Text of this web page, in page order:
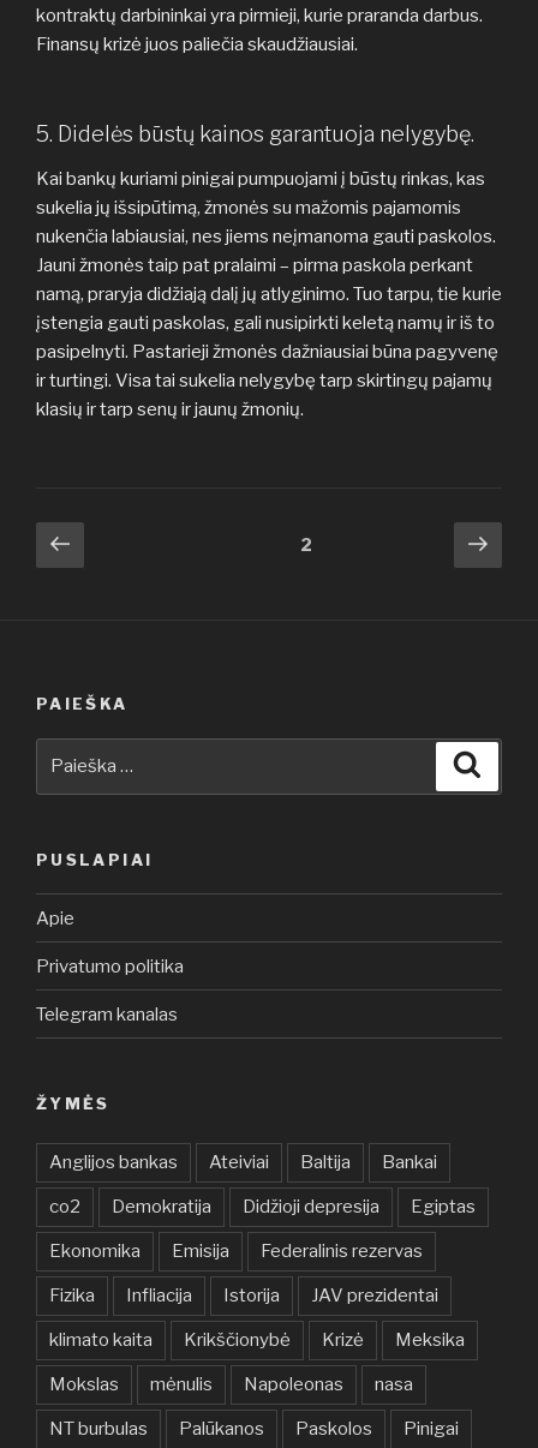
kontraktų darbininkai yra pirmieji, kurie praranda darbus.
Finansų krizė juos paliečia skaudžiausiai.
5. Didelės būstų kainos garantuoja nelygybę.
Kai bankų kuriami pinigai pumpuojami į būstų rinkas, kas
sukelia jų išsipūtimą, žmonės su mažomis pajamomis
nukenčia labiausiai, nes jiems neįmanoma gauti paskolos.
Jauni žmonės taip pat pralaimi – pirma paskola perkant
namą, praryja didžiają dalį jų atlyginimo. Tuo tarpu, tie kurie
įstengia gauti paskolas, gali nusipirkti keletą namų ir iš to
pasipelnyti. Pastarieji žmonės dažniausiai būna pagyvenę
ir turtingi. Visa tai sukelia nelygybę tarp skirtingų pajamų
klasių ir tarp senų ir jaunų žmonių.
Įrašų
puslapiavimas
Ankstesnis
puslapis
2
PAIEŠKA
PUSLAPIAI
Apie
Privatumo politika
Telegram kanalas
ŽYMĖS
Anglijos bankas Ateiviai Baltija Bankai
co2 Demokratija Didžioji depresija Egiptas
Ekonomika Emisija Federalinis rezervas
Fizika Infliacija Istorija JAV prezidentai
klimato kaita Krikščionybė Krizė Meksika
Mokslas mėnulis Napoleonas nasa
NT burbulas Palūkanos Paskolos Pinigai